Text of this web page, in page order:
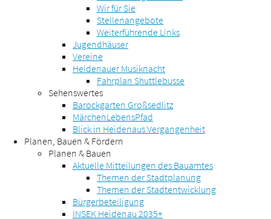
Wir für Sie
Stellenangebote
Weiterführende Links
Jugendhäuser
Vereine
Heidenauer Musiknacht
Fahrplan Shuttlebusse
Sehenswertes
Barockgarten Großsedlitz
MärchenLebensPfad
Blick in Heidenaus Vergangenheit
Planen, Bauen & Fördern
Planen & Bauen
Aktuelle Mitteilungen des Bauamtes
Themen der Stadtplanung
Themen der Stadtentwicklung
Bürgerbeteiligung
INSEK Heidenau 2035+